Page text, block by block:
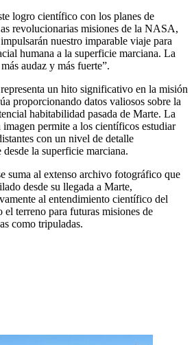
logro científico con los planes de
revolucionarias misiones de la NASA,
nuestro imparable viaje para
humana a la superficie marciana. La
audaz y más fuerte”.
un hito significativo en la misión
proporcionando datos valiosos sobre la
habitabilidad pasada de Marte. La
permite a los científicos estudiar
con un nivel de detalle
la superficie marciana.
suma al extenso archivo fotográfico que
desde su llegada a Marte,
al entendimiento científico del
el terreno para futuras misiones de
como tripuladas.